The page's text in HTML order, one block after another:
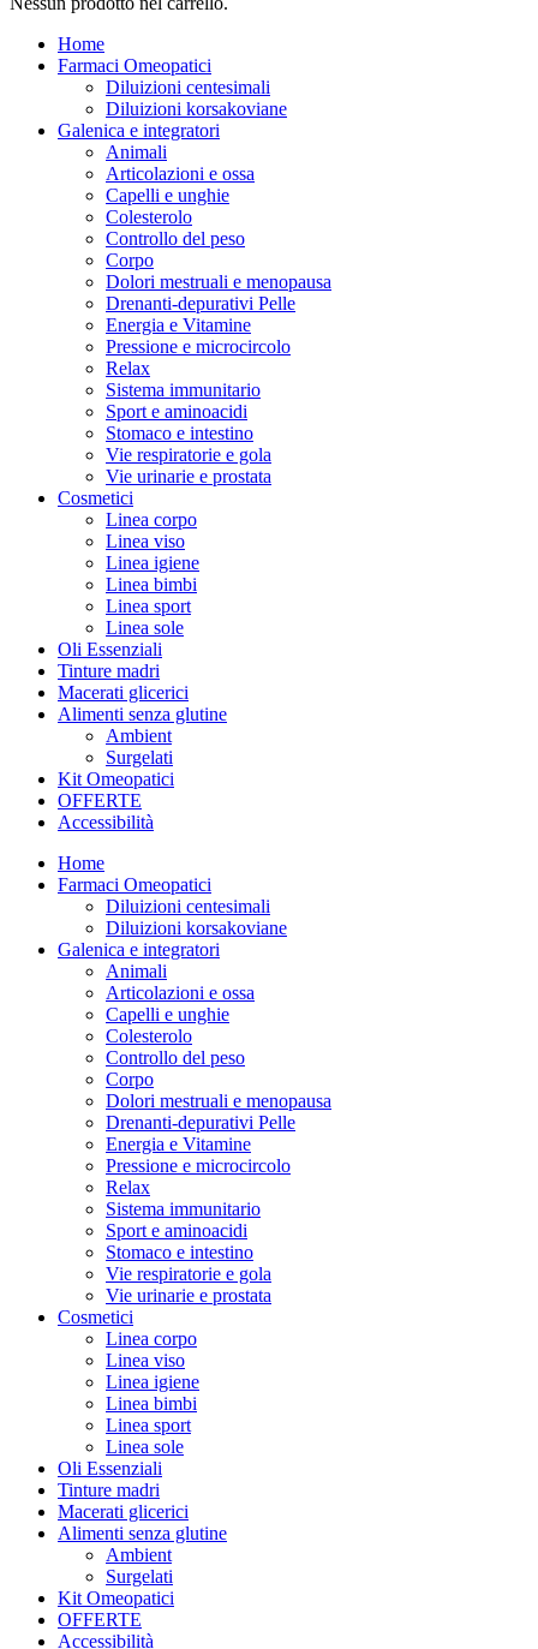
Home
Farmaci Omeopatici
Diluizioni centesimali
Diluizioni korsakoviane
Galenica e integratori
Animali
Articolazioni e ossa
Capelli e unghie
Colesterolo
Controllo del peso
Corpo
Dolori mestruali e menopausa
Drenanti-depurativi Pelle
Energia e Vitamine
Pressione e microcircolo
Relax
Sistema immunitario
Sport e aminoacidi
Stomaco e intestino
Vie respiratorie e gola
Vie urinarie e prostata
Cosmetici
Linea corpo
Linea viso
Linea igiene
Linea bimbi
Linea sport
Linea sole
Oli Essenziali
Tinture madri
Macerati glicerici
Alimenti senza glutine
Ambient
Surgelati
Kit Omeopatici
OFFERTE
Accessibilità
Home
Farmaci Omeopatici
Diluizioni centesimali
Diluizioni korsakoviane
Galenica e integratori
Animali
Articolazioni e ossa
Capelli e unghie
Colesterolo
Controllo del peso
Corpo
Dolori mestruali e menopausa
Drenanti-depurativi Pelle
Energia e Vitamine
Pressione e microcircolo
Relax
Sistema immunitario
Sport e aminoacidi
Stomaco e intestino
Vie respiratorie e gola
Vie urinarie e prostata
Cosmetici
Linea corpo
Linea viso
Linea igiene
Linea bimbi
Linea sport
Linea sole
Oli Essenziali
Tinture madri
Macerati glicerici
Alimenti senza glutine
Ambient
Surgelati
Kit Omeopatici
OFFERTE
Accessibilità